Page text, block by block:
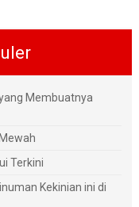
Membuatnya
Terkini
Kekinian ini di